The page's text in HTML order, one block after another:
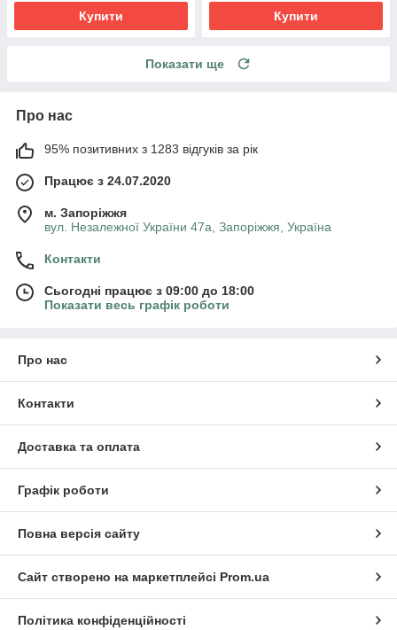
Купити Купити
Показати ще
Про нас
95% позитивних з 1283 відгуків за рік
Працює з 24.07.2020
м. Запоріжжя
вул. Незалежної України 47а, Запоріжжя, Україна
Контакти
Сьогодні працює з 09:00 до 18:00
Показати весь графік роботи
Про нас
Контакти
Доставка та оплата
Графік роботи
Повна версія сайту
Сайт створено на маркетплейсі Prom.ua
Політика конфіденційності